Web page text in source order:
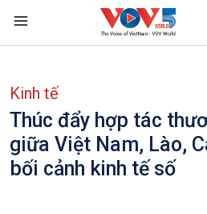
Nhảy đến nội dung
Kinh tế
Thúc đẩy hợp tác
giữa Việt Nam, Lào,
bối cảnh kinh tế số